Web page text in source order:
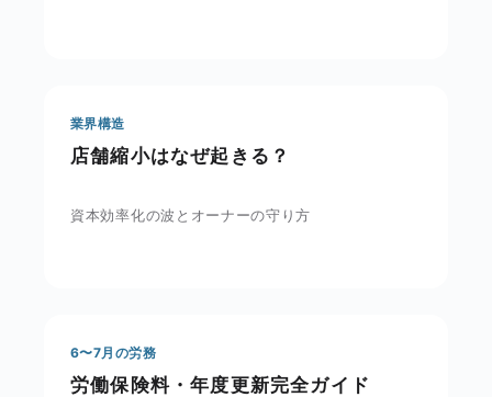
業界構造
店舗縮小はなぜ起きる？
資本効率化の波とオーナーの守り方
6〜7月の労務
労働保険料・年度更新完全ガイド